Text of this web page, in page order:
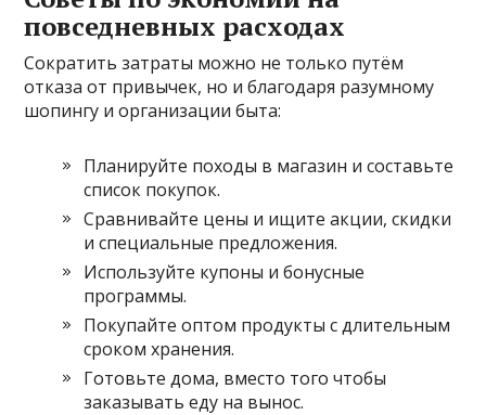
повседневных расходах
Сократить затраты можно не только путём
отказа от привычек, но и благодаря разумному
шопингу и организации быта:
Планируйте походы в магазин и составьте
список покупок.
Сравнивайте цены и ищите акции, скидки
и специальные предложения.
Используйте купоны и бонусные
программы.
Покупайте оптом продукты с длительным
сроком хранения.
Готовьте дома, вместо того чтобы
заказывать еду на вынос.